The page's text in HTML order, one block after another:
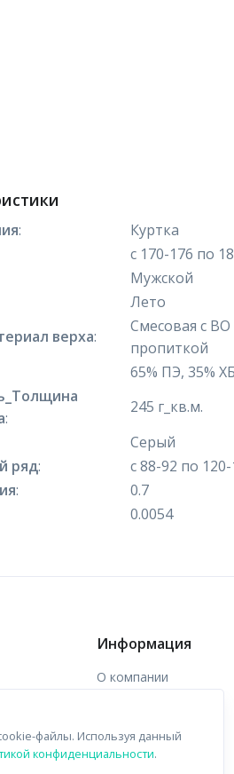
:
Куртка
с 170-176 по
Мужской
Лето
верха:
Смесовая с ВО
пропиткой
65% ПЭ, 35% ХБ
:
245 г_кв.м.
Серый
ряд:
с 88-92 по
:
0.7
0.0054
Информация
О компании
Контакты
файлы. Используя данный
конфиденциальности.